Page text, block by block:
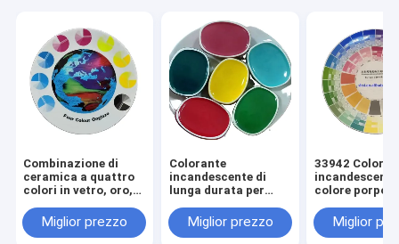
Combinazione di
ceramica a quattro
colori in vetro, oro,
ferroMiglior prezzo
Colorante
incandescente di
lunga durata per
65997-18-4 / 1345-
24-0
Miglior prezzo
33942
colore
plastica
Miglior